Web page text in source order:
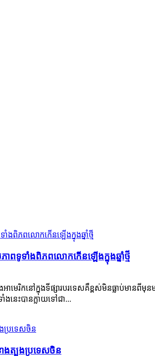
ពទូទាំងពិភពលោកកើនឡើងក្នុងឆ្នាំថ្មី
ាមេរិកនៅក្នុងទីផ្សារបរទេសគឺខ្ពស់មិនធ្លាប់មា
េះបានក្លាយទៅជា...
ងត្បូងប្រទេសចិន